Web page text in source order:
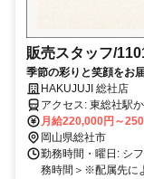
販売スタッフ/
季節の彩りと笑顔をお
HAKUJUJI 総社店
アクセス: 東総
月給220,000円～
岡山県総社市
勤務時間・曜日: シ
務時間＞※配属先に